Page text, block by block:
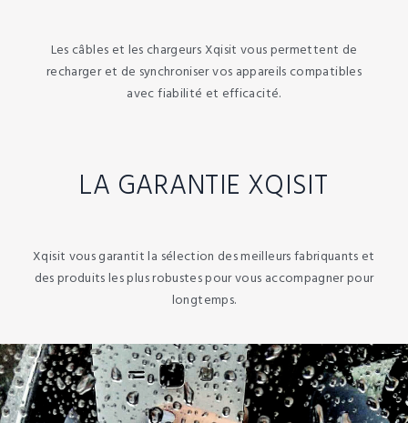
Les câbles et les chargeurs Xqisit vous permettent de
recharger et de synchroniser vos appareils compatibles
avec fiabilité et efficacité.
LA GARANTIE XQISIT
Xqisit vous garantit la sélection des meilleurs fabriquants et
des produits les plus robustes pour vous accompagner pour
longtemps.